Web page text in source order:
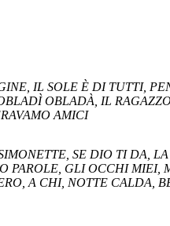
IL SOLE È DI TUTTI,
OBLADÀ, IL
AMICI
SE DIO TI DA,
PAROLE, GLI OCCHI MIEI,
A CHI, NOTTE CALDA,